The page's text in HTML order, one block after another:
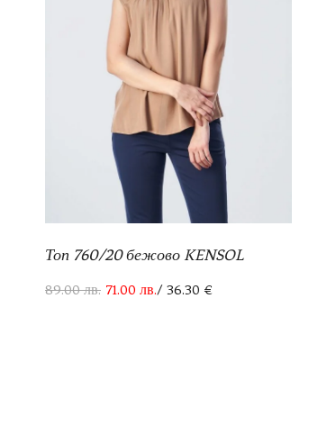
Топ 760/20 бежово KENSOL
89.00лв. 71.00 лв./ 36.30 €